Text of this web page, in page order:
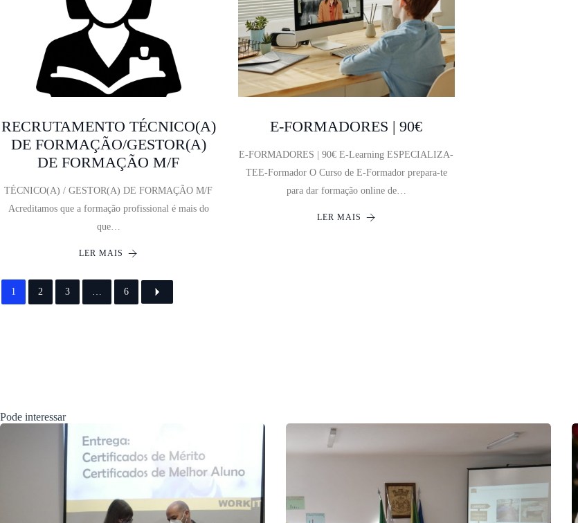
RECRUTAMENTO TÉCNICO(A)
DE FORMAÇÃO/GESTOR(A)
DE FORMAÇÃO M/F
TÉCNICO(A) / GESTOR(A) DE FORMAÇÃO M/F
Acreditamos que a formação profissional é mais do
que…
LER MAIS
E-FORMADORES | 90€
E-FORMADORES | 90€ E-Learning ESPECIALIZA-
TEE-Formador O Curso de E-Formador prepara-te
para dar formação online de…
LER MAIS
1 2 3 … 6
Pode interessar